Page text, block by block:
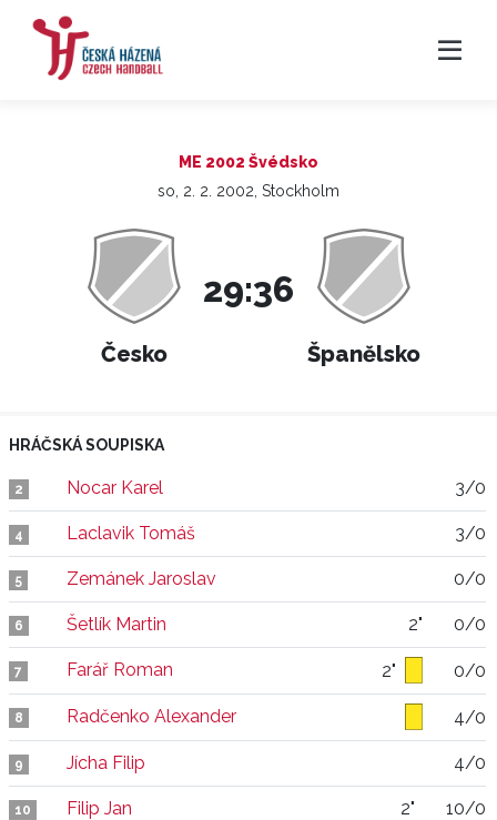
ME 2002 Švédsko
so, 2. 2. 2002, Stockholm
Česko
29:36
Španělsko
HRÁČSKÁ SOUPISKA
2 Nocar Karel 3/0
4 Laclavik Tomáš 3/0
5 Zemánek Jaroslav 0/0
6 Šetlík Martin 2" 0/0
7 Farář Roman 2" 0/0
8 Radčenko Alexander 4/0
9 Jícha Filip 4/0
10 Filip Jan 2" 10/0